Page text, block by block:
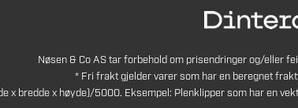
Nøsen & Co AS tar forbehold om prisendringer og/eller
* Fri frakt gjelder varer som har en beregnet
x bredde x høyde)/5000. Eksempel: Plenklipper som har en